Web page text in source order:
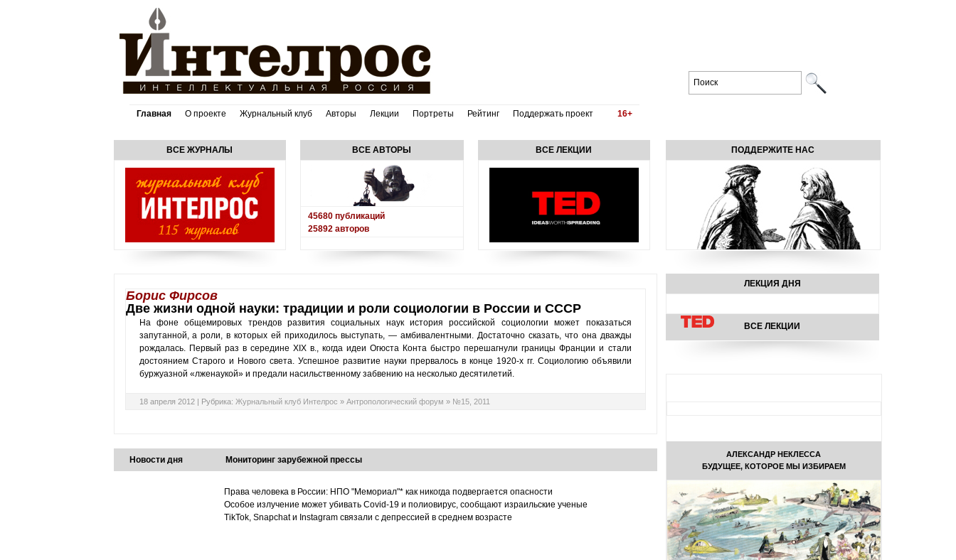
Главная О проекте Журнальный клуб Авторы Лекции Портреты Рейтинг Поддержать проект 16+
ВСЕ ЖУРНАЛЫ ВСЕ АВТОРЫ
45680публикаций
25892авторов
ВСЕ ЛЕКЦИИ
Борис Фирсов
Две жизни одной науки: традиции и роли социологии в России и СССР
На фоне общемировых трендов развития социальных наук история российской социологии может показаться
запутанной, а роли, в которых ей приходилось выступать, — амбивалентными. Достаточно сказать, что она дважды
рождалась. Первый раз в середине XIX в., когда идеи Огюста Конта быстро перешагнули границы Франции и стали
достоянием Старого и Нового света. Успешное развитие науки прервалось в конце 1920-х гг. Социологию объявили
буржуазной «лженаукой» и предали насильственному забвению на несколько десятилетий.
18 апреля 2012 | Рубрика: Журнальный клуб Интелрос » Антропологический форум » №15, 2011
Новости дня Мониторинг зарубежной прессы
Права человека в России: НПО "Мемориал"* как никогда подвергается опасности
Особое излучение может убивать Covid-19 и полиовирус, сообщают израильские ученые
TikTok, Snapchat и Instagram связали с депрессией в среднем возрасте
ПОДДЕРЖИТЕ НАС
ЛЕКЦИЯ ДНЯ
ВСЕ ЛЕКЦИИ
АЛЕКСАНДР НЕКЛЕССА
БУДУЩЕЕ, КОТОРОЕ МЫ ИЗБИРАЕМ